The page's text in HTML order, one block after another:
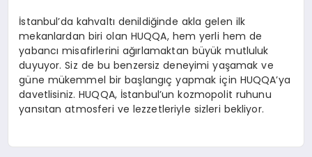
İstanbul’da kahvaltı denildiğinde akla gelen ilk
mekanlardan biri olan HUQQA, hem yerli hem de
yabancı misafirlerini ağırlamaktan büyük mutluluk
duyuyor. Siz de bu benzersiz deneyimi yaşamak ve
güne mükemmel bir başlangıç yapmak için HUQQA’ya
davetlisiniz. HUQQA, İstanbul’un kozmopolit ruhunu
yansıtan atmosferi ve lezzetleriyle sizleri bekliyor.